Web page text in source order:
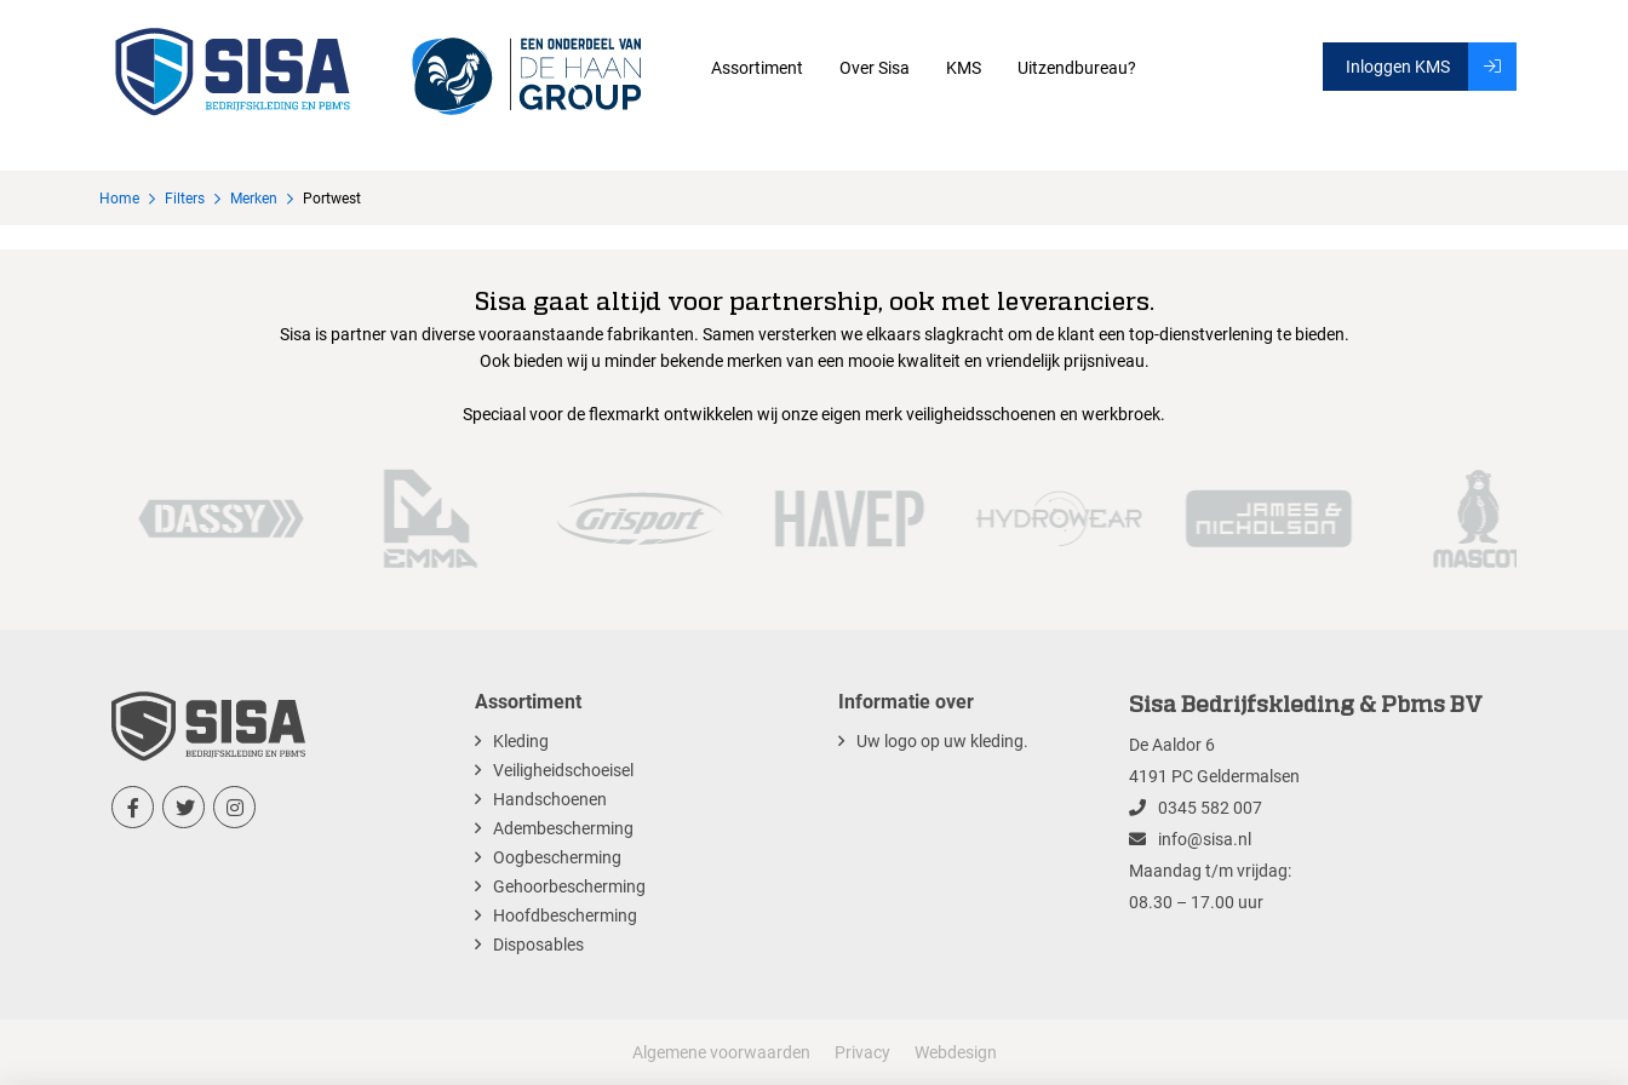
Assortiment Over Sisa KMS Uitzendbureau? Inloggen KMS
Home Filters Merken Portwest
Sisa gaat altijd voor partnership, ook met leveranciers.
Sisa is partner van diverse vooraanstaande fabrikanten. Samen versterken we elkaars slagkracht om de klant een top-dienstverlening te bieden.
Ook bieden wij u minder bekende merken van een mooie kwaliteit en vriendelijk prijsniveau.
Speciaal voor de flexmarkt ontwikkelen wij onze eigen merk veiligheidsschoenen en werkbroek.
  
Assortiment
Kleding
Veiligheidschoeisel
Handschoenen
Adembescherming
Oogbescherming
Gehoorbescherming
Hoofdbescherming
Disposables
Informatie over
Uw logo op uw kleding.
Sisa Bedrijfskleding & Pbms BV
De Aaldor 6
4191 PC Geldermalsen
0345 582 007
info@sisa.nl
Maandag t/m vrijdag:
08.30 – 17.00 uur
Algemene voorwaarden Privacy Webdesign